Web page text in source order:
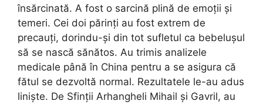
însărcinată. A fost o sarcină plină de emoții și
temeri. Cei doi părinți au fost extrem de
precauți, dorindu-și din tot sufletul ca bebelușul
să se nască sănătos. Au trimis analizele
medicale până în China pentru a se asigura că
fătul se dezvoltă normal. Rezultatele le-au adus
liniște. De Sfinții Arhangheli Mihail și Gavril, au